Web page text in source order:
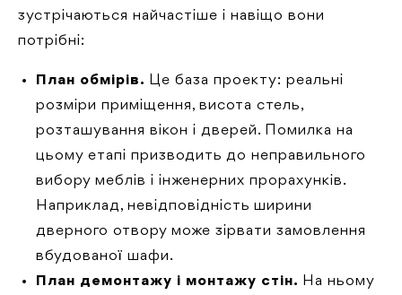
зустрічаються найчастіше і навіщо вони
потрібні:
План обмірів. Це база проекту: реальні
розміри приміщення, висота стель,
розташування вікон і дверей. Помилка на
цьому етапі призводить до неправильного
вибору меблів і інженерних прорахунків.
Наприклад, невідповідність ширини
дверного отвору може зірвати замовлення
вбудованої шафи.
План демонтажу і монтажу стін. На ньому